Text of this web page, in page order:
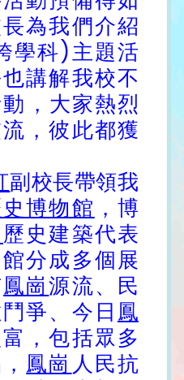
為我們介紹
學科)主題活
講解我校不
，大家熱烈
，彼此都獲
副校長帶領我
博物館 ，博
歷史建築代表
分成多個展
鳳崗源流、民
爭、今日鳳
，包括眾多
鳳崗 人民抗